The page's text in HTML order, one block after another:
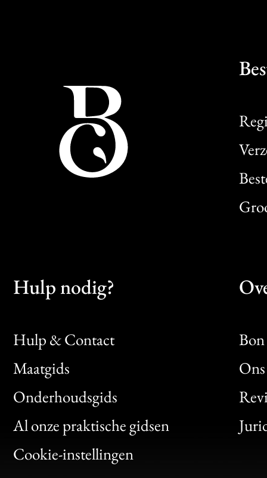
Hulp nodig?
Hulp & Contact
Maatgids
Onderhoudsgids
Al onze praktische gidsen
Cookie-instellingen
Bon
Clic